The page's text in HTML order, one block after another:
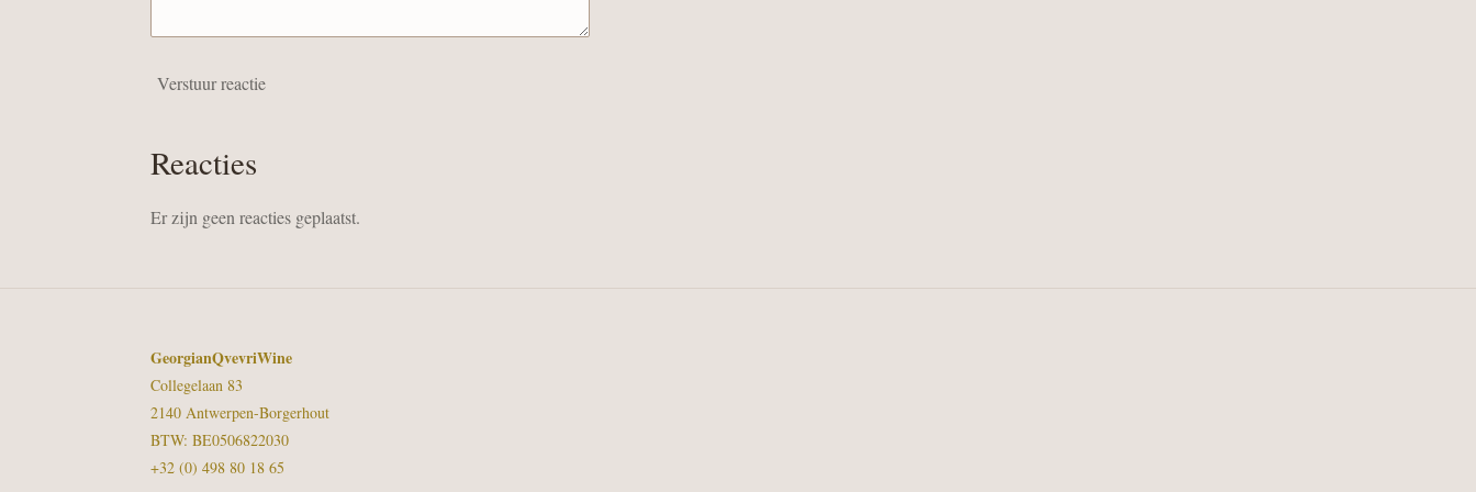
Verstuur reactie
Reacties
Er zijn geen reacties geplaatst.
GeorgianQvevriWine
Collegelaan 83
2140 Antwerpen-Borgerhout
BTW: BE0506822030
+32 (0) 498 80 18 65